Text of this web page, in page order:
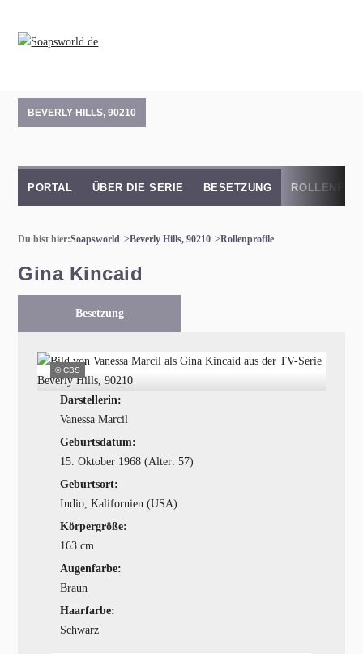
BEVERLY HILLS, 90210
PORTAL ÜBER DIE SERIE BESETZUNG
Du bist hier:Soapsworld Beverly Hills, 90210 Rollenprofile
Gina Kincaid
Besetzung
© CBS
Darstellerin:
Vanessa Marcil
Geburtsdatum:
15. Oktober 1968 (Alter: 57)
Geburtsort:
Indio, Kalifornien (USA)
Körpergröße:
163 cm
Augenfarbe:
Braun
Haarfarbe:
Schwarz